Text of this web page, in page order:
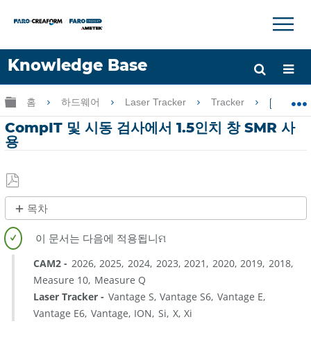
Knowledge Base
언어
도움 받기 로그인
×
글로벌 계층 확장/축소
홈 하드웨어 Laser Tracker Tracker
CompIT 및 시동 검사에서 1.5인치 창 SMR 사
용
PDF
로
저
장
목차
상
세
정
보
CAM2 2026 2025 2024 2023 2021 2020 2019 2018
Measure 10 Measure Q
Laser Tracker Vantage S Vantage S6 Vantage E
Vantage E6 Vantage ION Si X Xi